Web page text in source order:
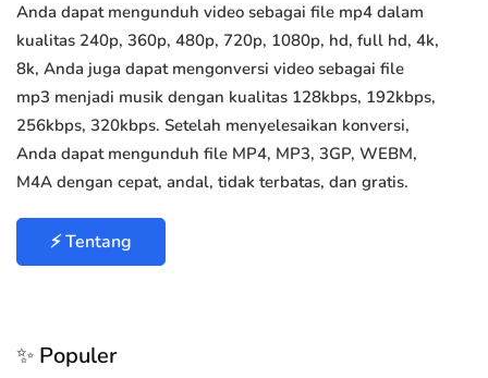
Anda dapat mengunduh video sebagai file mp4 dalam
kualitas 240p, 360p, 480p, 720p, 1080p, hd, full hd, 4k,
8k, Anda juga dapat mengonversi video sebagai file
mp3 menjadi musik dengan kualitas 128kbps, 192kbps,
256kbps, 320kbps. Setelah menyelesaikan konversi,
Anda dapat mengunduh file MP4, MP3, 3GP, WEBM,
M4A dengan cepat, andal, tidak terbatas, dan gratis.
⚡ Tentang
✨ Populer